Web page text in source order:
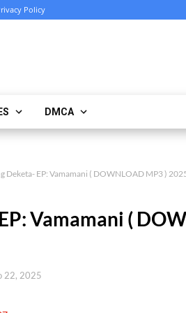
Policy
DMCA
Deketa- EP: Vamamani ( DOWNLOAD MP3 )
Vamamani (
22, 2025